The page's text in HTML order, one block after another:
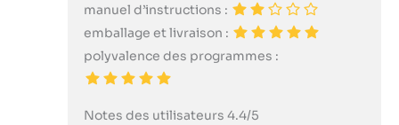
manuel d’instructions :
emballage et livraison :
polyvalence des programmes :
Notes des utilisateurs 4.4/5